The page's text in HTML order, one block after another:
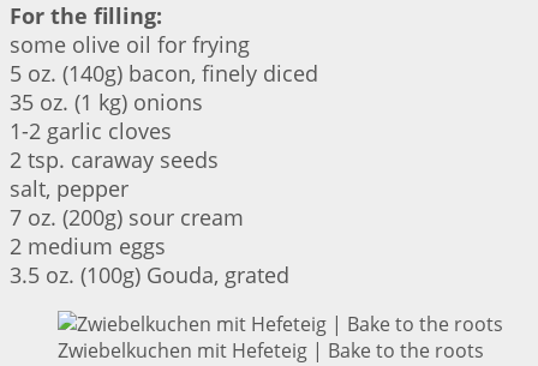
For the filling:
some olive oil for frying
5 oz. (140g) bacon, finely diced
35 oz. (1 kg) onions
1-2 garlic cloves
2 tsp. caraway seeds
salt, pepper
7 oz. (200g) sour cream
2 medium eggs
3.5 oz. (100g) Gouda, grated
Zwiebelkuchen mit Hefeteig | Bake to the roots